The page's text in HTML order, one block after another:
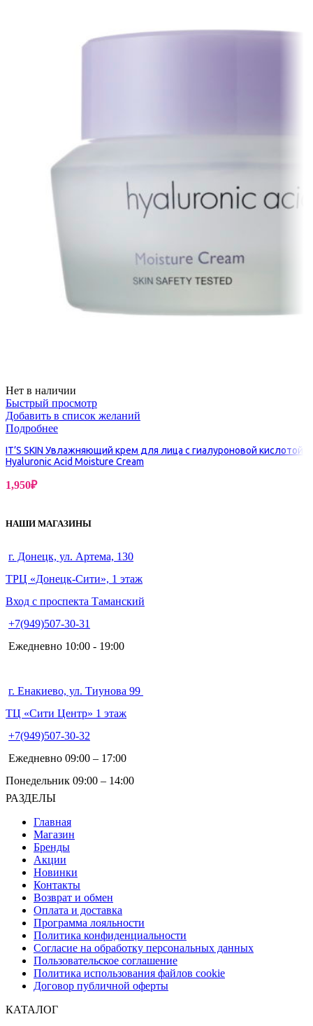
Нет в наличии
Быстрый просмотр
Добавить в список желаний
Подробнее
IT’S SKIN Увлажняющий крем для лица с гиалуроновой кислотой
Hyaluronic Acid Moisture Cream
1,950₽
НАШИ МАГАЗИНЫ
г. Донецк, ул. Артема, 130
ТРЦ «Донецк-Сити», 1 этаж
Вход с проспекта Таманский
+7(949)507-30-31
Ежедневно 10:00 - 19:00
г. Енакиево, ул. Тиунова 99
ТЦ «Сити Центр» 1 этаж
+7(949)507-30-32
Ежедневно 09:00 – 17:00
Понедельник 09:00 – 14:00
РАЗДЕЛЫ
Главная
Магазин
Бренды
Акции
Новинки
Контакты
Возврат и обмен
Оплата и доставка
Программа лояльности
Политика конфиденциальности
Согласие на обработку персональных данных
Пользовательское соглашение
Политика использования файлов cookie
Договор публичной оферты
КАТАЛОГ